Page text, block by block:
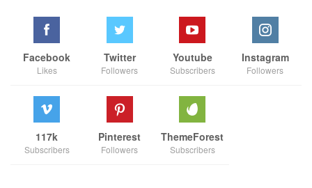
Facebook
Likes
Twitter
Followers
Youtube
Subscribers
Instagram
Followers
117k
Subscribers
Pinterest
Followers
ThemeForest
Subscribers